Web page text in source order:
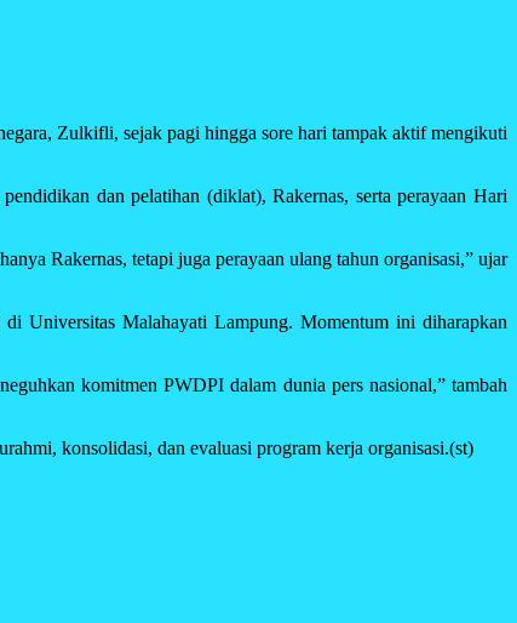
Zulkifli, sejak pagi hingga sore hari tampak aktif mengikuti
dan pelatihan (diklat), Rakernas, serta perayaan Hari
Rakernas, tetapi juga perayaan ulang tahun organisasi,” ujar
Universitas Malahayati Lampung. Momentum ini diharapkan
komitmen PWDPI dalam dunia pers nasional,” tambah
konsolidasi, dan evaluasi program kerja organisasi.(st)